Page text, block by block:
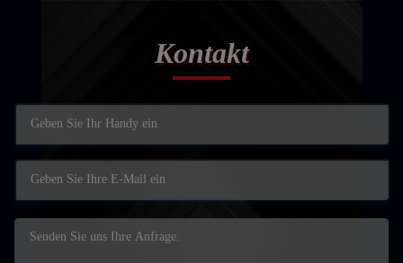
Kontakt